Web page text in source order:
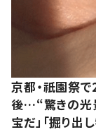
京都・祇園祭
後…“驚きの光
宝だ」「掘り出